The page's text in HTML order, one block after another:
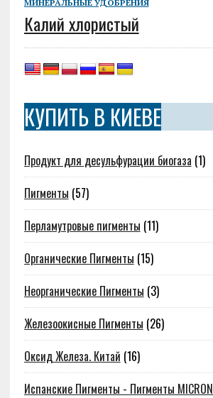
МИНЕРАЛЬНЫЕ УДОБРЕНИЯ
Калий хлористый
КУПИТЬ В КИЕВЕ
Продукт для десульфурации биогаза (1)
Пигменты (57)
Перламутровые пигменты (11)
Органические Пигменты (15)
Неорганические Пигменты (3)
Железоокисные Пигменты (26)
Оксид Железа. Китай (16)
Испанские Пигменты - Пигменты